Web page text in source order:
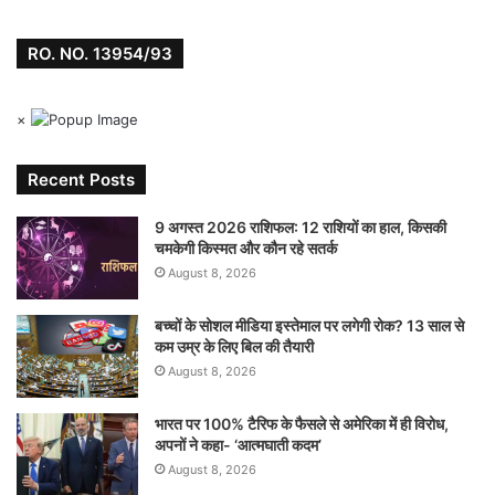
RO. NO. 13954/93
×
Recent Posts
9 अगस्त 2026 राशिफल: 12 राशियों का हाल, किसकी
चमकेगी किस्मत और कौन रहे सतर्क
August 8, 2026
बच्चों के सोशल मीडिया इस्तेमाल पर लगेगी रोक? 13 साल से
कम उम्र के लिए बिल की तैयारी
August 8, 2026
भारत पर 100% टैरिफ के फैसले से अमेरिका में ही विरोध,
अपनों ने कहा- ‘आत्मघाती कदम’
August 8, 2026